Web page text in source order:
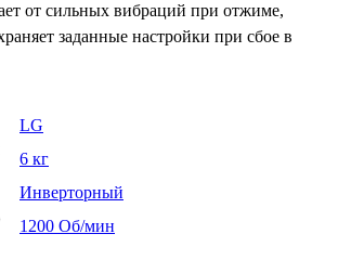
от сильных вибраций при отжиме,
заданные настройки при сбое в
LG
6 кг
Инверторный
1200 Об/мин